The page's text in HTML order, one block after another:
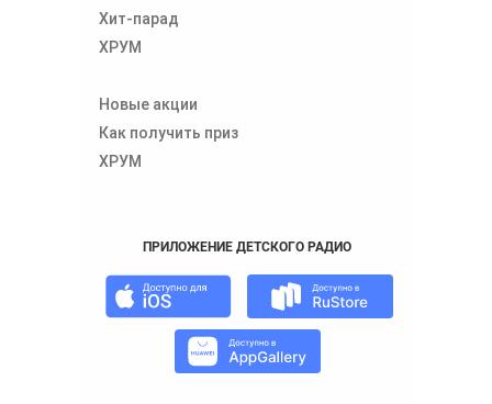
Хит-парад
ХРУМ
Новые акции
Как получить приз
ХРУМ
ПРИЛОЖЕНИЕ ДЕТСКОГО РАДИО